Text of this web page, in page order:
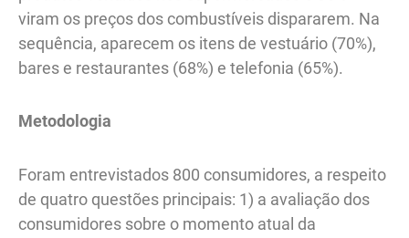
viram os preços dos combustíveis dispararem. Na
sequência, aparecem os itens de vestuário (70%),
bares e restaurantes (68%) e telefonia (65%).
Metodologia
Foram entrevistados 800 consumidores, a respeito
de quatro questões principais: 1) a avaliação dos
consumidores sobre o momento atual da